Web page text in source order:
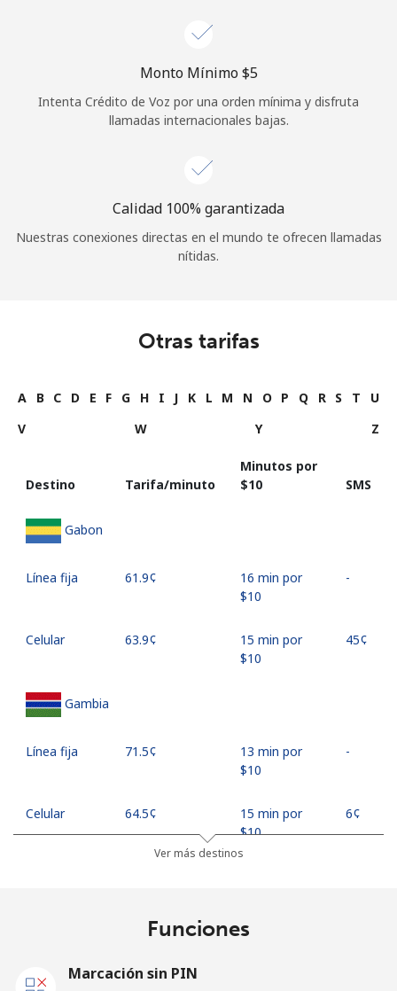
Monto Mínimo ⁦$5⁩
Intenta Crédito de Voz por una orden mínima y disfruta
llamadas internacionales bajas.
Calidad 100% garantizada
Nuestras conexiones directas en el mundo te ofrecen llamadas
nítidas.
Otras tarifas
A B C D E F G H I J K L M N O P Q R S T
U
V
W Y Z
Destino Tarifa/minuto
Minutos por
⁦$10⁩
SMS
Gabon
Línea fija ⁦61.9¢⁩
16 min por
⁦$10⁩
-
Celular ⁦63.9¢⁩
15 min por
⁦$10⁩
⁦45¢⁩
Gambia
Línea fija ⁦71.5¢⁩
13 min por
⁦$10⁩
-
Celular ⁦64.5¢⁩
15 min por
⁦$10⁩
⁦6¢⁩
⁦33.5¢⁩
29 min por
Celular
Ver más destinos
Funciones
Marcación sin PIN